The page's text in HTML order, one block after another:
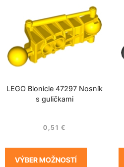
LEGO Bionicle 47297 Nosník
s guličkami
0,51 €
VÝBER MOŽNOSTÍ